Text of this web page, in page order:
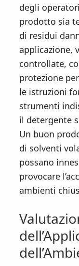
degli
prodotto sia
di residui
applicazione,
controllate,
protezione
le istruzioni
strumenti
il detergente
Un buon
di solventi
possano
provocare
ambienti